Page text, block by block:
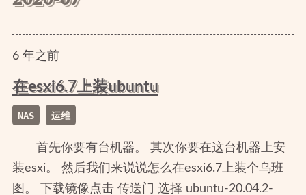
6年之前
在esxi6.7上装ubuntu
NAS 运维
首先你要有台机器。 其次你要在这台机器上安
装esxi。 然后我们来说说怎么在esxi6.7上装个乌班
图。 下载镜像点击 传送门 选择 ubuntu-20.04.2-